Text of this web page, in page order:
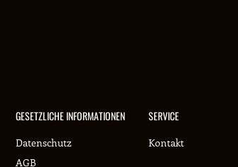
GESETZLICHE INFORMATIONEN
Datenschutz
AGB
SERVICE
Kontakt